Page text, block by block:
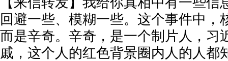
回避一些、模糊一些。这个事件中，
而是辛奇。辛奇，是一个制片人，习
戚，这个人的红色背景圈内人的人都